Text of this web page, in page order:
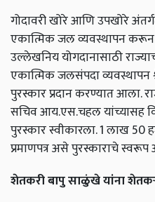
गोदावरी खोरे आणि उपखोरे
एकात्मिक जल व्यवस्थापन
उल्लेखनिय योगदानासाठी
एकात्मिक जलसंपदा व्यवस्थापन
पुरस्कार प्रदान करण्यात आला.
सचिव आय.एस.चहल यांच्यासह
पुरस्कार स्वीकारला. 1 लाख 50
प्रमाणपत्र असे पुरस्काराचे
शेतकरी बापु साळुंखे यांना